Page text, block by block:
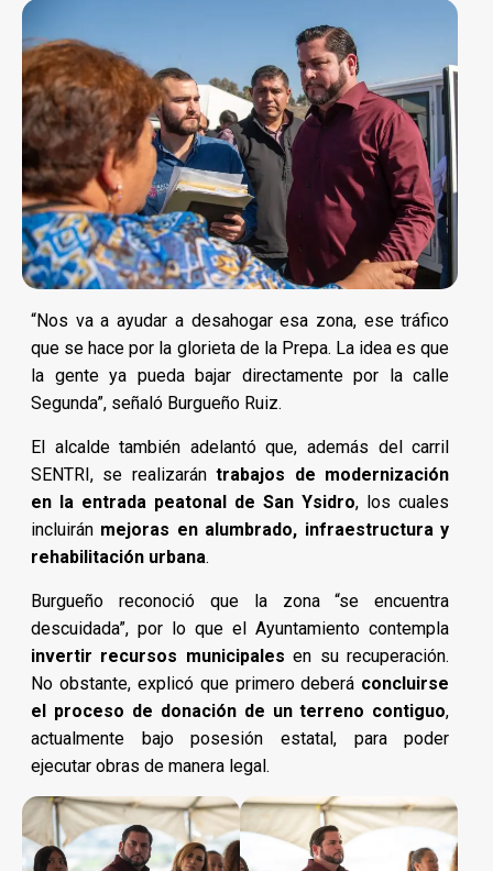
“Nos va a ayudar a desahogar esa zona, ese tráfico
que se hace por la glorieta de la Prepa. La idea es que
la gente ya pueda bajar directamente por la calle
Segunda”, señaló Burgueño Ruiz.
El alcalde también adelantó que, además del carril
SENTRI, se realizarántrabajos de modernización
en la entrada peatonal de San Ysidro, los cuales
incluirán mejoras en alumbrado, infraestructura y
rehabilitación urbana.
Burgueño reconoció que la zona “se encuentra
descuidada”, por lo que el Ayuntamiento contempla
invertir recursos municipales en su recuperación.
No obstante, explicó que primero deberá concluirse
el proceso de donación de un terreno contiguo,
actualmente bajo posesión estatal, para poder
ejecutar obras de manera legal.